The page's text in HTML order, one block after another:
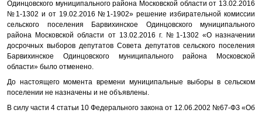
Одинцовского муниципального района Московской области от 13.02.2016
№1-1302 и от 19.02.2016 №1-1902» решение избирательной комиссии
сельского поселения Барвихинское Одинцовского муниципального
района Московской области от 13.02.2016 г. №1-1302 «О назначении
досрочных выборов депутатов Совета депутатов сельского поселения
Барвихинское Одинцовского муниципального района Московской
области» было отменено.
До настоящего момента времени муниципальные выборы в сельском
поселении не назначены и не объявлены.
В силу части 4 статьи 10 Федерального закона от 12.06.2002 №67-ФЗ «Об